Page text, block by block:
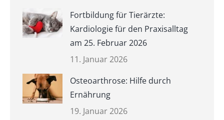
Fortbildung für Tierärzte:
Kardiologie für den Praxisalltag
am 25. Februar 2026
11. Januar 2026
Osteoarthrose: Hilfe durch
Ernährung
19. Januar 2026